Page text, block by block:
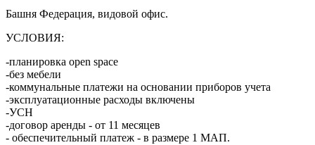
Башня Федерация, видовой офис.
УСЛОВИЯ:
-планировка open space
-без мебели
-коммунальные платежи на основании приборов учета
-эксплуатационные расходы включены
-УСН
-договор аренды - от 11 месяцев
- обеспечительный платеж - в размере 1 МАП.